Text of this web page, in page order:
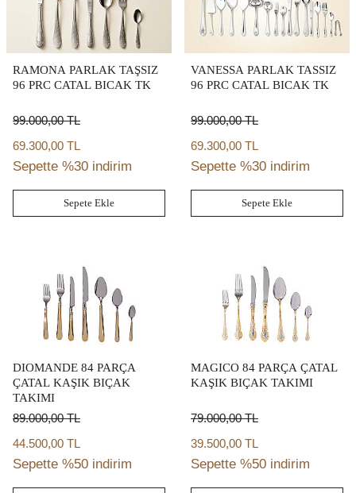
RAMONA PARLAK TAŞSIZ
96 PRC CATAL BICAK TK
99.000,00TL
69.300,00 TL
Sepette %30 indirim
Sepete Ekle
VANESSA PARLAK TASSIZ
96 PRC CATAL BICAK TK
99.000,00TL
69.300,00 TL
Sepette %30 indirim
Sepete Ekle
DIOMANDE 84 PARÇA
ÇATAL KAŞIK BIÇAK
TAKIMI
89.000,00TL
44.500,00 TL
Sepette %50 indirim
MAGICO 84 PARÇA ÇATAL
KAŞIK BIÇAK TAKIMI
79.000,00TL
39.500,00 TL
Sepette %50 indirim